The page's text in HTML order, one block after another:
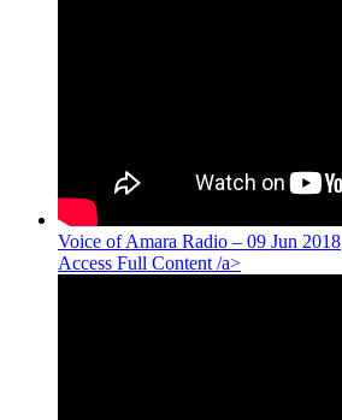
Voice of Amara Radio – 09 Jun 2018
Access Full Content /a>